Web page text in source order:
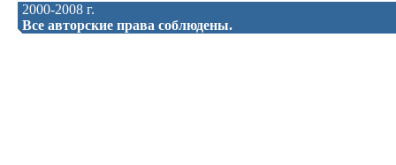
2000-2008 г.
Все авторские права соблюдены.